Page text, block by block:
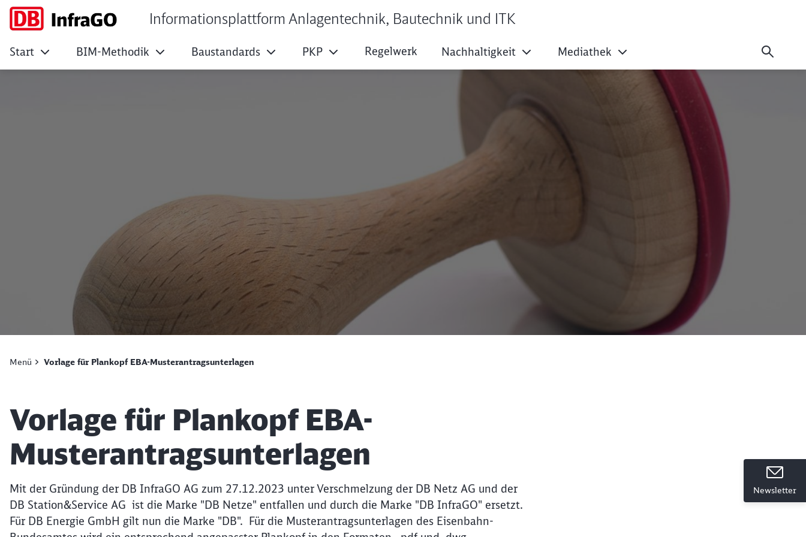
Vorlage für Plankopf EBA-Musterantragsunterlagen
Informationsplattform Anlagentechnik, Bautechnik und ITK
Start BIM-Methodik Baustandards PKP Regelwerk Nachhaltigkeit Mediathek
Newsletter
Menü Vorlage für Plankopf EBA-Musterantragsunterlagen
Artikel:
Vorlage für Plankopf EBA-
Musterantragsunterlagen
Mit der Gründung der DB InfraGO AG zum 27.12.2023 unter Verschmelzung der DB Netz AG und der
DB Station&Service AG ist die Marke "DB Netze" entfallen und durch die Marke "DB InfraGO" ersetzt.
Für DB Energie GmbH gilt nun die Marke "DB". Für die Musterantragsunterlagen des Eisenbahn-
Möchten Sie zu weitergeleitet werden?
Abbrechen Weiter